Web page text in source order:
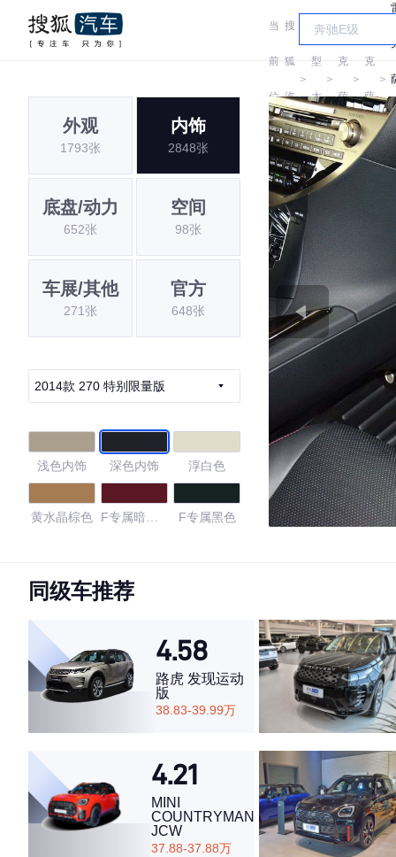
当
前
位
置:
搜
狐
汽
车
＞
车
型
大
全
＞
雷
克
萨
斯
＞
克
萨
斯
＞
外观
1793张
内饰
2848张
底盘/动力
652张
空间
98张
车展/其他
271张
官方
648张
2014款 270 特别限量版
浅色内饰 深色内饰 淳白色
黄水晶棕色
F专属暗玫
F专属黑色
棕色
黑色/秋山栗
4.46
·外观表现一般，低于57%同级车
·内饰表现一般，低于58%同级车
·空间表现较为优秀，优于58%同级车
同级车推荐
4.58
路虎 发现运动
版
38.83-39.99万
4.21
MINI
COUNTRYMAN
JCW
37.88-37.88万